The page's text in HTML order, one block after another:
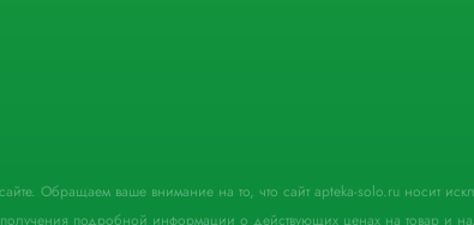
сайте. Обращаем ваше внимание на то, что сайт apteka-solo.ru носит
подробной информации о действующих ценах на товар и